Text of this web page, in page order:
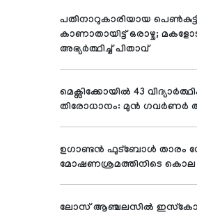
പതിനാറുകാരിയായ
കാണാതായിട്ട് ഒരാഴ്ച;
അഭ്യര്‍ത്ഥിച്ച് പിതാവ്
മെക്സിക്കോയില്‍ 43
തിരോധാനം: മുന്‍ ഗവര്‍ണര്‍
ഉഗാണ്ടന്‍ ഫുട്‌ബോള്‍ താരം
മോഷണശ്രമത്തിനിടെ കൊല
ലോസ് ആഞ്ചലസില്‍